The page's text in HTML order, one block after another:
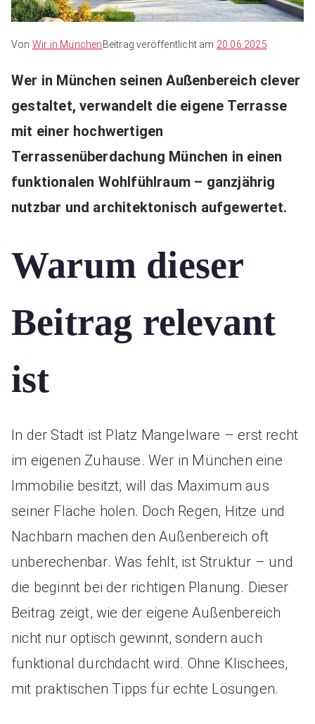
Von Wir in München Beitrag veröffentlicht am 20.06.2025
Wer in München seinen Außenbereich clever
gestaltet, verwandelt die eigene Terrasse
mit einer hochwertigen
Terrassenüberdachung München in einen
funktionalen Wohlfühlraum – ganzjährig
nutzbar und architektonisch aufgewertet.
Warum dieser
Beitrag relevant
ist
In der Stadt ist Platz Mangelware – erst recht
im eigenen Zuhause. Wer in München eine
Immobilie besitzt, will das Maximum aus
seiner Fläche holen. Doch Regen, Hitze und
Nachbarn machen den Außenbereich oft
unberechenbar. Was fehlt, ist Struktur – und
die beginnt bei der richtigen Planung. Dieser
Beitrag zeigt, wie der eigene Außenbereich
nicht nur optisch gewinnt, sondern auch
funktional durchdacht wird. Ohne Klischees,
mit praktischen Tipps für echte Lösungen.